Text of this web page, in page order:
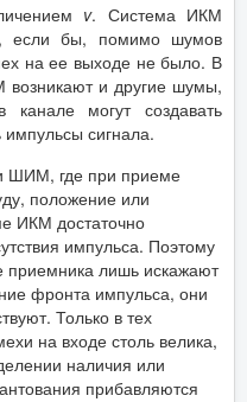
v. Система ИКМ
если бы, помимо шумов
на ее выходе не было. В
возникают и другие шумы,
могут создавать
сигнала.
ШИМ, где при приеме
положение или
ИКМ достаточно
импульса. Поэтому
приемника лишь искажают
фронта импульса, они
Только в тех
на входе столь велика,
наличия или
прибавляются